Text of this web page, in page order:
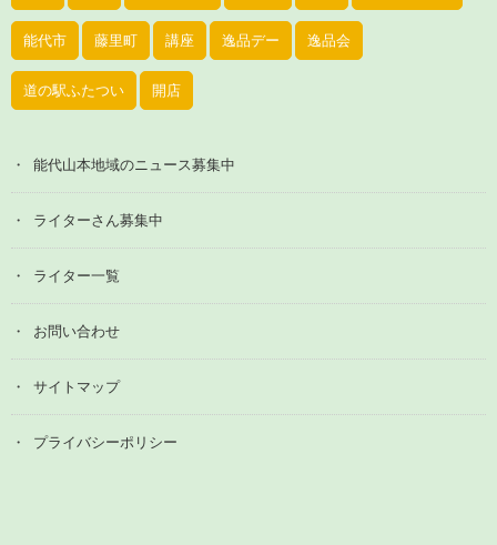
能代市 藤里町 講座 逸品デー 逸品会
道の駅ふたつい 開店
能代山本地域のニュース募集中
ライターさん募集中
ライター一覧
お問い合わせ
サイトマップ
プライバシーポリシー